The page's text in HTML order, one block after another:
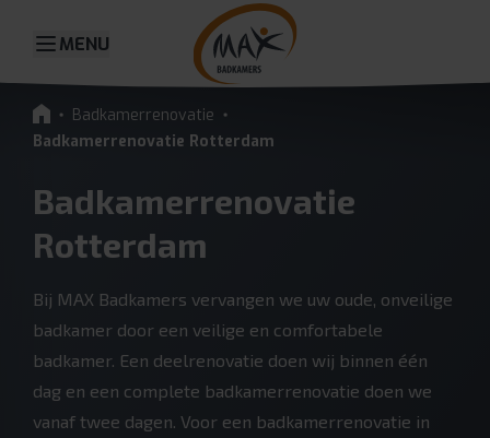
MENU
Badkamerrenovatie
Badkamerrenovatie Rotterdam
Badkamerrenovatie
Rotterdam
Bij MAX Badkamers vervangen we uw oude, onveilige
badkamer door een veilige en comfortabele
badkamer. Een deelrenovatie doen wij binnen één
dag en een complete badkamerrenovatie doen we
vanaf twee dagen. Voor een badkamerrenovatie in